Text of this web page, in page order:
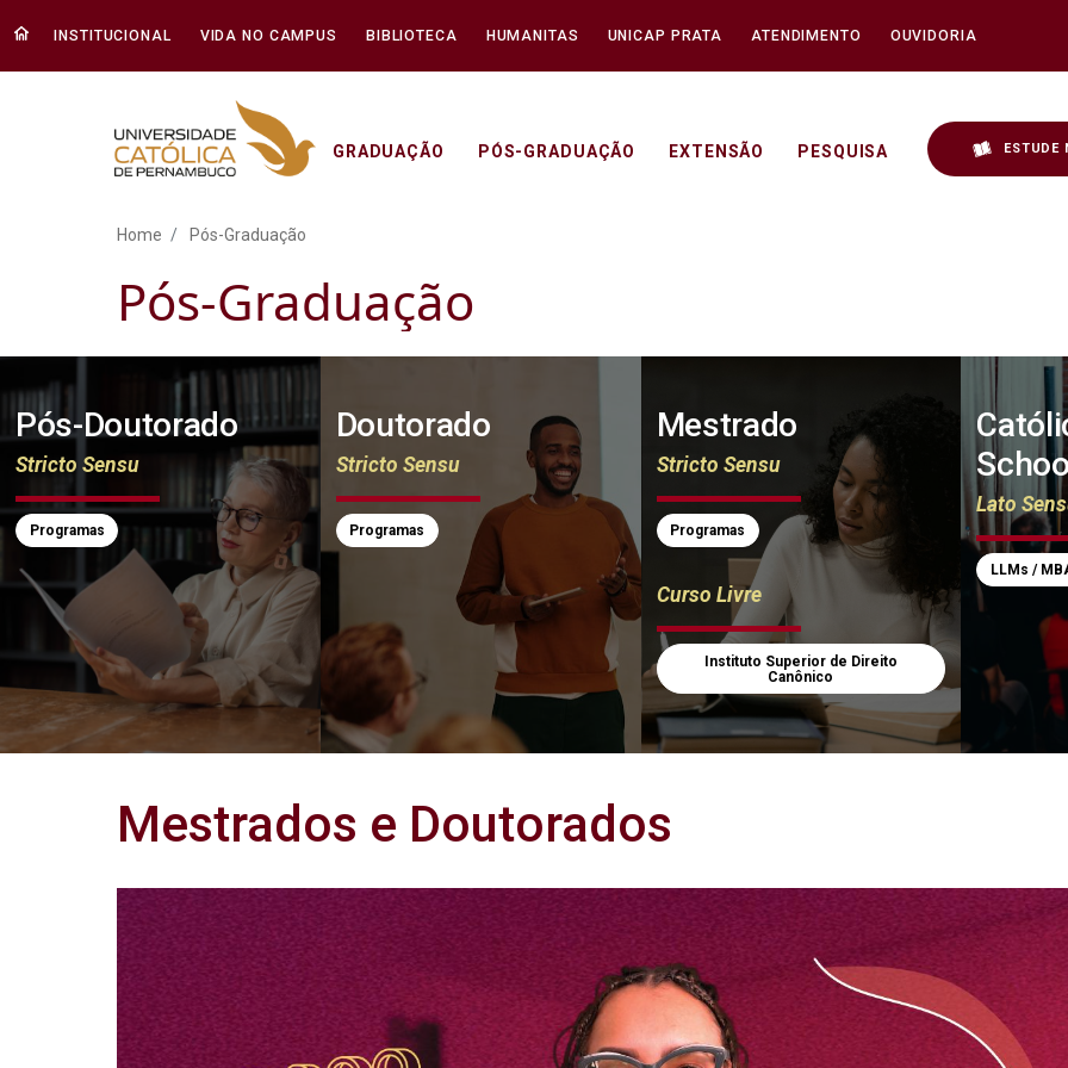
INSTITUCIONAL VIDA NO CAMPUS BIBLIOTECA HUMANITAS UNICAP PRATA ATENDIMENTO OUVIDORIA
GRADUAÇÃO PÓS-GRADUAÇÃO EXTENSÃO PESQUISA ESTUDE
Pós-Graduação Unicap - Unicap
Home Pós-Graduação
Pós-Graduação
Pós-Doutorado
Stricto Sensu
Programas
Doutorado
Stricto Sensu
Programas
Mestrado
Stricto Sensu
Programas
Curso Livre
Instituto Superior de Direito
Canônico
Lato
LLMs /
Mestrados e Doutorados